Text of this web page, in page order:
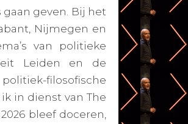
geven. Bij het
Nijmegen en
van politieke
Leiden en de
filosofische
ik in dienst vanThe
bleef doceren,